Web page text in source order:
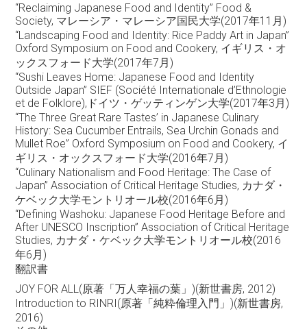
“Reclaiming Japanese Food and Identity” Food &
Society, マレーシア・マレーシア国民大学(2017年11月)
“Landscaping Food and Identity: Rice Paddy Art in Japan”
Oxford Symposium on Food and Cookery, イギリス・オ
ックスフォード大学(2017年7月)
“Sushi Leaves Home: Japanese Food and Identity
Outside Japan” SIEF (Société Internationale d’Ethnologie
et de Folklore),ドイツ・ゲッティンゲン大学(2017年3月)
“The Three Great Rare Tastes’ in Japanese Culinary
History: Sea Cucumber Entrails, Sea Urchin Gonads and
Mullet Roe” Oxford Symposium on Food and Cookery, イ
ギリス・オックスフォード大学(2016年7月)
“Culinary Nationalism and Food Heritage: The Case of
Japan” Association of Critical Heritage Studies, カナダ・
ケベック大学モントリオール校(2016年6月)
“Defining Washoku: Japanese Food Heritage Before and
After UNESCO Inscription” Association of Critical Heritage
Studies, カナダ・ケベック大学モントリオール校(2016
年6月)
翻訳書
JOY FOR ALL(原著「万人幸福の葉」)(新世書房, 2012)
Introduction to RINRI(原著「純粋倫理入門」)(新世書房,
2016)